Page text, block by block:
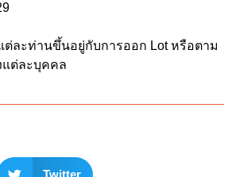
ต่ละท่านขึ้นอยู่กับการออก Lot หรือตาม
แต่ละบุคคล
Twitter